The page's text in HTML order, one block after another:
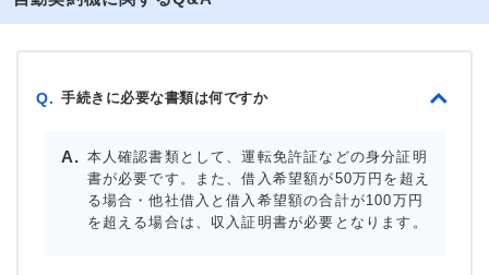
Q. 手続きに必要な書類は何ですか
本人確認書類として、運転免許証などの身分証明
書が必要です。また、借入希望額が50万円を超え
る場合・他社借入と借入希望額の合計が100万円
を超える場合は、収入証明書が必要となります。